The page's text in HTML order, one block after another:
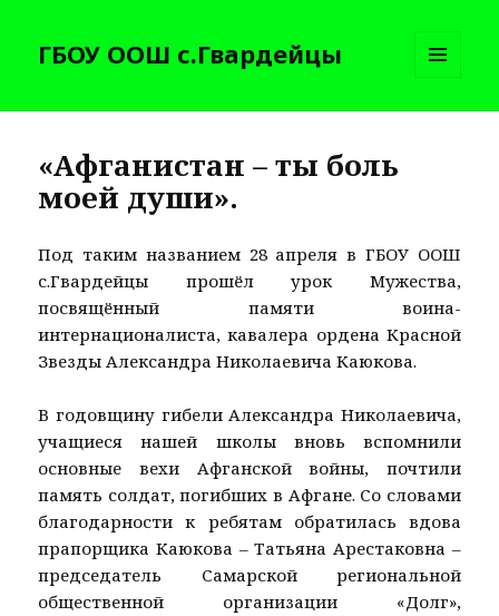
ГБОУ ООШ с.Гвардейцы
И
«Афганистан – ты боль
моей души».
Под таким названием 28 апреля в ГБОУ ООШ
с.Гвардейцы прошёл урок Мужества,
посвящённый памяти воина-
интернационалиста, кавалера ордена Красной
Звезды Александра Николаевича Каюкова.
В годовщину гибели Александра Николаевича,
учащиеся нашей школы вновь вспомнили
основные вехи Афганской войны, почтили
память солдат, погибших в Афгане. Со словами
благодарности к ребятам обратилась вдова
прапорщика Каюкова – Татьяна Арестаковна –
председатель Самарской региональной
общественной организации «Долг»,